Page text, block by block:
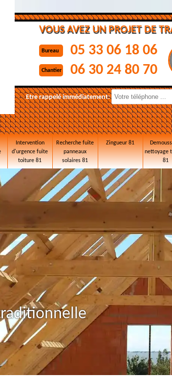
VOUS AVEZ UN PROJET DE
Bureau 05 33 06 18 06
Chantier 06 30 24 80 70
Etre rappelé immédiatement:
Intervention
d'urgence fuite
toiture 81
Recherche fuite
panneaux
solaires 81
Zingueur 81
nettoyage
81